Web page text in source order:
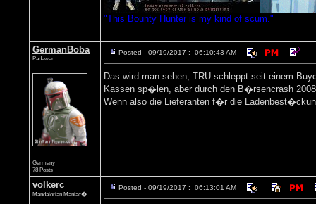
"This Bounty Hunter is my kind of scum."
GermanBoba
Padawan
Germany
78 Posts
Posted - 09/19/2017 : 06:10:43 AM
Das wird man sehen, TRU schleppt seit einem
Kassen sp�len, aber durch den B�rsencrash
Wenn also die Lieferanten f�r die
volkerc
Mandalorian Maniac�
Posted - 09/19/2017 : 06:13:01 AM